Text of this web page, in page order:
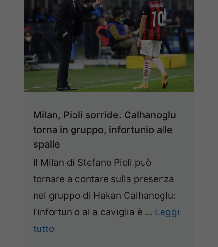
Milan, Pioli sorride: Calhanoglu
torna in gruppo, infortunio alle
spalle
Il Milan di Stefano Pioli può
tornare a contare sulla presenza
nel gruppo di Hakan Calhanoglu:
l’infortunio alla caviglia è ... Leggi
tutto